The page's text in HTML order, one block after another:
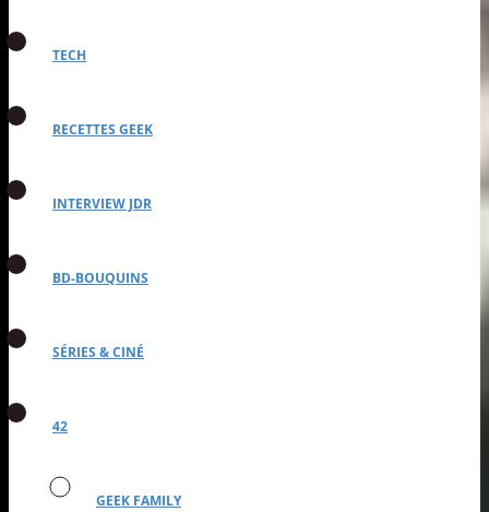
TECH
RECETTES GEEK
INTERVIEW JDR
BD-BOUQUINS
SÉRIES & CINÉ
42
GEEK FAMILY